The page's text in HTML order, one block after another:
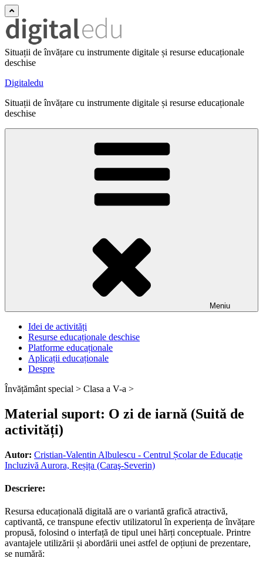
Situații de învățare cu instrumente digitale și resurse educaționale
deschise
Digitaledu
Situații de învățare cu instrumente digitale și resurse educaționale
deschise
Meniu
Idei de activități
Resurse educaționale deschise
Platforme educaționale
Aplicații educaționale
Despre
Învățământ special > Clasa a V-a >
Material suport: O zi de iarnă (Suită de
activități)
Autor: Cristian-Valentin Albulescu - Centrul Școlar de Educație
Incluzivă Aurora, Reșița (Caraş-Severin)
Descriere:
Resursa educațională digitală are o variantă grafică atractivă,
captivantă, ce transpune efectiv utilizatorul în experiența de învățare
propusă, folosind o interfață de tipul unei hărți conceptuale. Printre
avantajele utilizării și abordării unei astfel de opțiuni de prezentare,
se numără: